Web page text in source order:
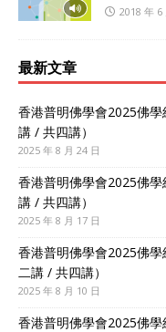
2018 年 6
最新文章
香港普明佛學會2025佛
講 / 共四講）
2025 年 8 月 24 日
香港普明佛學會2025佛
講 / 共四講）
2025 年 8 月 17 日
香港普明佛學會2025佛
二講 / 共四講）
2025 年 8 月 10 日
香港普明佛學會2025佛